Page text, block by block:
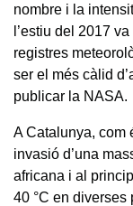
nombre i la
l’estiu del 2017
registres
ser el més càlid
publicar la NASA.
A Catalunya, com
invasió d’una
africana i al
40 °C en